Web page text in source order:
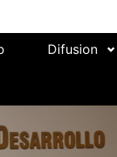
Difusion